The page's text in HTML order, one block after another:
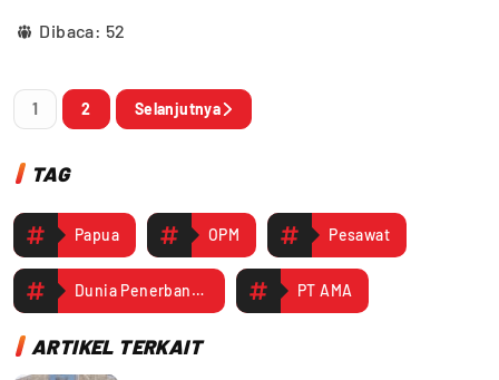
Dibaca: 52
1 2 Selanjutnya
TAG
Papua OPM Pesawat
Dunia Penerbangan Berkabung! Captain Nicholas Meninggal Setelah Peluru Menembus Kepala PT AMA
ARTIKEL TERKAIT